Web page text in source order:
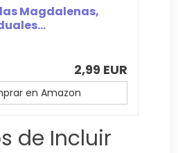
Magdalenas,
2,99 EUR
en Amazon
de Incluir